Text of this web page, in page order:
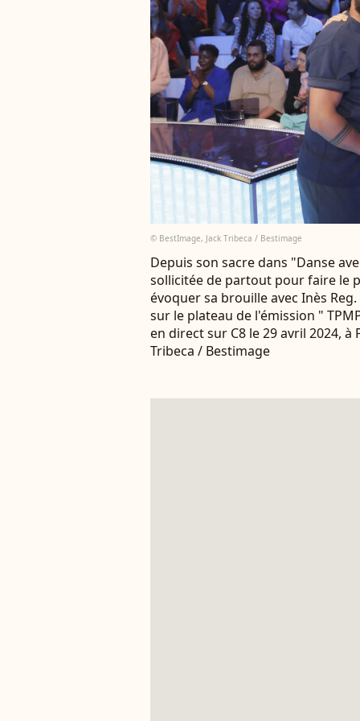
© BestImage, Jack Tribeca / Bestimage
Depuis son sacre dans "Danse
sollicitée de partout pour faire le
évoquer sa brouille avec Inès
sur le plateau de l'émission "
en direct sur C8 le 29 avril 2024, à
Tribeca / Bestimage